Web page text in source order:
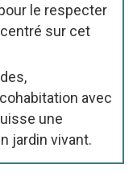
le respecter
sur cet
avec
une
jardin vivant.